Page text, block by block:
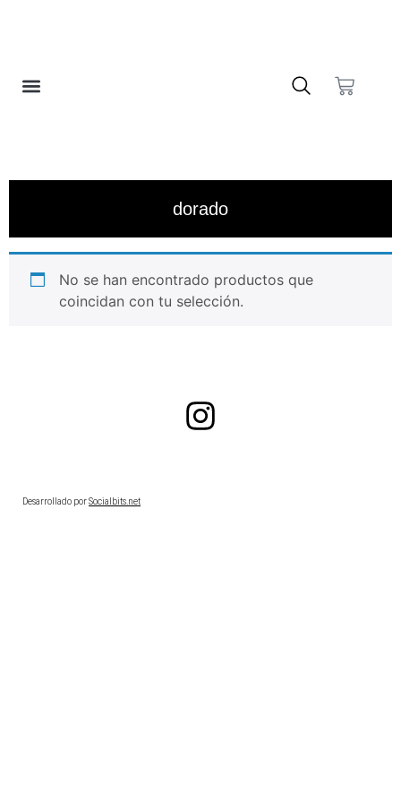
dorado
No se han encontrado productos que
coincidan con tu selección.
Desarrollado porSocialbits.net